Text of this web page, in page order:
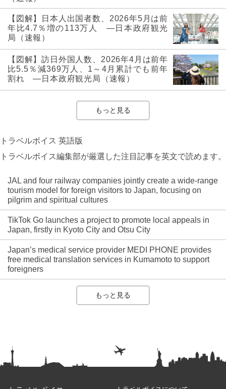
【図解】日本人出国者数、2026年5月は前
年比4.7％増の113万人 ―日本政府観光
局（速報）
【図解】訪日外国人数、2026年4月は前年
比5.5％減369万人、1～4月累計でも前年
割れ ―日本政府観光局（速報）
もっと見る
トラベルボイス 英語版
トラベルボイス編集部が厳選した注目記事を英文で読めます。
JAL and four railway companies jointly create a wide-range
tourism model for foreign visitors to Japan, focusing on
pilgrim and spiritual cultures
TikTok Go launches a project to promote local appeals in
Japan, firstly in Kyoto City and Otsu City
Japan’s medical service provider MEDI PHONE provides
free medical translation services in Kumamoto to support
foreigners
もっと見る